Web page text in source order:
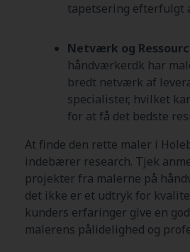
tapetsering efterfulgt
Netværk og
håndværker.dk har
bredt netværk af
specialister, hvilket
for at få det bedste
At finde den rette maler i
indebærer research. Tjek
projekter fra malerne på
det ikke er et udtryk for
kunders erfaringer give en
malerens pålidelighed og